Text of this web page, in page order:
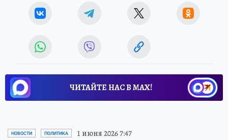
ЧИТАЙТЕ НАС В МАХ!
НОВОСТИ ПОЛИТИКА 1 июня 2026 7:47